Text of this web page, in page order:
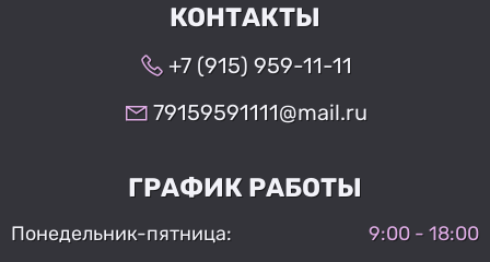
КОНТАКТЫ
+7 (915) 959-11-11
79159591111@mail.ru
ГРАФИК РАБОТЫ
Понедельник-пятница:
9:00 - 18:00